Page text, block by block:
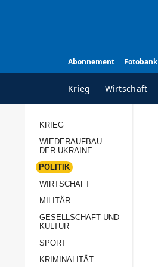
Abonnement Fotobank
Krieg Wirtschaft
ALLE
Wiederaufbau
Politik
Militär
KRIEG
WIEDERAUFBAU
DER UKRAINE
POLITIK
WIRTSCHAFT
MILITÄR
GESELLSCHAFT UND
KULTUR
SPORT
KRIMINALITÄT